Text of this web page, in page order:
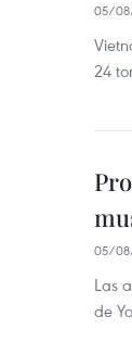
05/
24
05/08/
Las
de